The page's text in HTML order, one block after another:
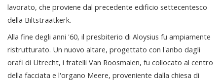
lavorato, che proviene dal precedente edificio settecentesco
della Biltstraatkerk.
Alla fine degli anni '60, il presbiterio di Aloysius fu ampiamente
ristrutturato. Un nuovo altare, progettato con l'anbo dagli
orafi di Utrecht, i fratelli Van Roosmalen, fu collocato al centro
della facciata e l'organo Meere, proveniente dalla chiesa di